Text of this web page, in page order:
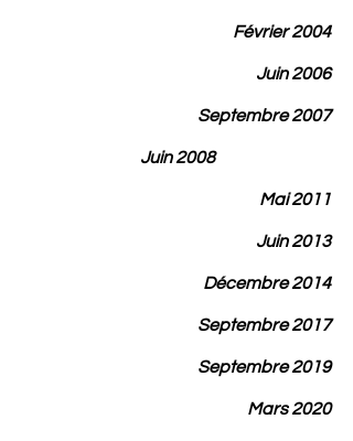
Février 2004
Juin 2006
Septembre 2007
Juin 2008
Mai 2011
Juin 2013
Décembre 2014
Septembre 2017
Septembre 2019
Mars 2020